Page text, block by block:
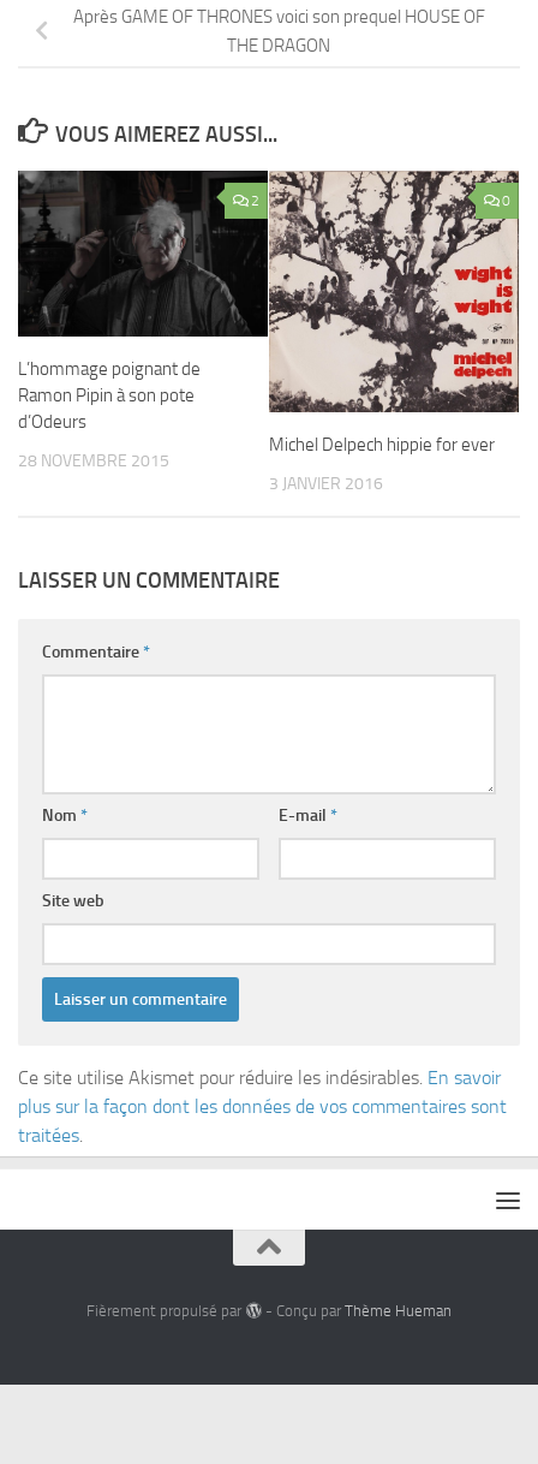
Après GAME OF THRONES voici son prequel HOUSE OF
THE DRAGON
VOUS AIMEREZ AUSSI...
2
L’hommage poignant de
Ramon Pipin à son pote
d’Odeurs
28 NOVEMBRE 2015
0
Michel Delpech hippie for ever
3 JANVIER 2016
LAISSER UN COMMENTAIRE
Commentaire*
Nom * E-mail *
Site web
Ce site utilise Akismet pour réduire les indésirables. En savoir
plus sur la façon dont les données de vos commentaires sont
traitées.
Fièrement propulsé par - Conçu par Thème Hueman